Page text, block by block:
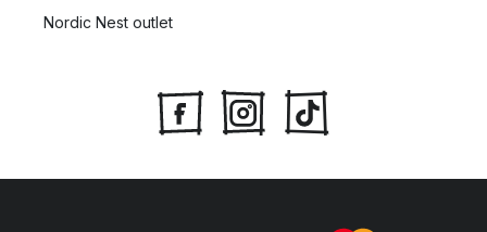
Nordic Nest outlet